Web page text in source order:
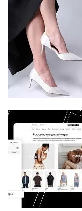
На участие в
подано 1047
На участие в
которая пройдет в
по 1 октября, уже
половину из них
коллекции
07.08.2026 667
BALLINA
Shoes
Компания
Co., Ltd.,
Гуанчжоу, столице
объединяющей